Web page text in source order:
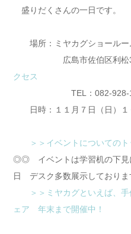
盛りだくさんの一日です。
場所：ミヤカグショールー
広島市佐伯区利松3
クセス
TEL：082-928-
日時：１１月７日（日）１
＞＞イベントについてのト
◎◎ イベントは学習机の下
日 デスク多数展示してお
＞＞ミヤカグといえば、
ェア 年末まで開催中！